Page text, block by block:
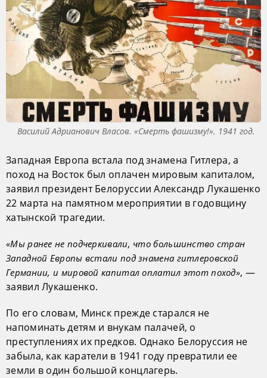
Василий Адрианович Власов. «Смерть фашизму!». 1941 год.
Западная Европа встала под знамена Гитлера, а
поход на Восток был оплачен мировым капиталом,
заявил президент Белоруссии Александр Лукашенко
22 марта на памятном мероприятии в годовщину
хатынской трагедии.
«Мы ранее не подчеркивали, что большинство стран
Западной Европы встали под знамена гитлеровской
Германии, и мировой капитал оплатил этот поход», —
заявил Лукашенко.
По его словам, Минск прежде старался не
напоминать детям и внукам палачей, о
преступлениях их предков. Однако Белоруссия не
забыла, как каратели в 1941 году превратили ее
земли в один большой концлагерь.